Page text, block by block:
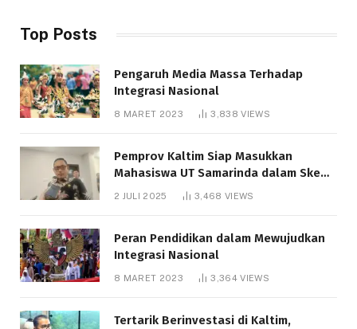
Top Posts
Pengaruh Media Massa Terhadap
Integrasi Nasional
8 MARET 2023 3,838VIEWS
Pemprov Kaltim Siap Masukkan
Mahasiswa UT Samarinda dalam Skema
Bantuan Pendidikan Gratispol
2 JULI 2025 3,468 VIEWS
Peran Pendidikan dalam Mewujudkan
Integrasi Nasional
8 MARET 2023 3,364VIEWS
Tertarik Berinvestasi di Kaltim,